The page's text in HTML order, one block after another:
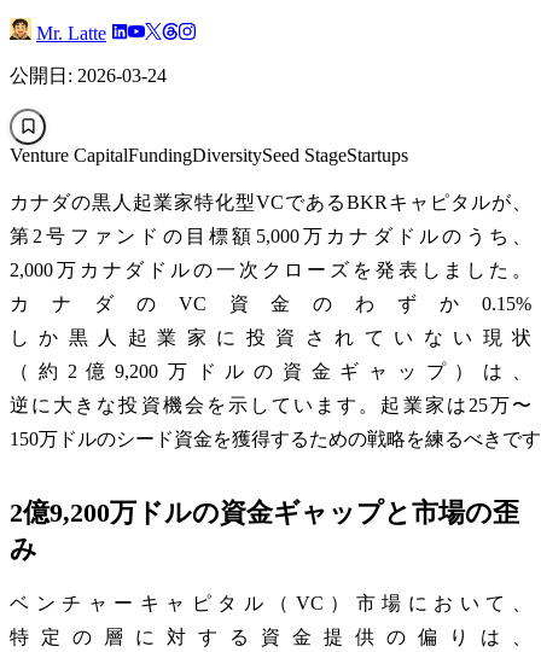
Mr. Latte
公開日: 2026-03-24
Venture CapitalFundingDiversitySeed StageStartups
カナダの黒人起業家特化型VCであるBKRキャピタルが、
第2号ファンドの目標額5,000万カナダドルのうち、
2,000万カナダドルの一次クローズを発表しました。
カナダのVC資金のわずか0.15%
しか黒人起業家に投資されていない現状
（約2億9,200万ドルの資金ギャップ）は、
逆に大きな投資機会を示しています。起業家は25万〜
150万ドルのシード資金を獲得するための戦略を練るべきで
2億9,200万ドルの資金ギャップと市場の歪
み
ベンチャーキャピタル（VC）市場において、
特定の層に対する資金提供の偏りは、